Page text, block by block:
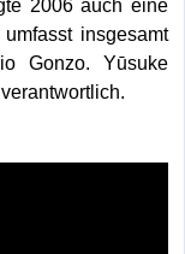
2006 auch eine
insgesamt
Gonzo. Yūsuke